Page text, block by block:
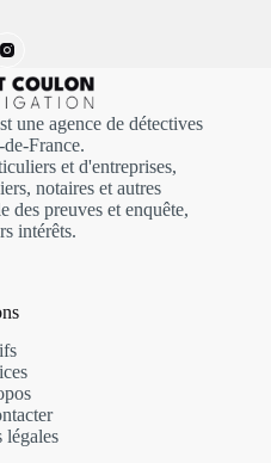
une agence de détectives
France.
et d'entreprises,
notaires et autres
des preuves et enquête,
intérêts.
légales